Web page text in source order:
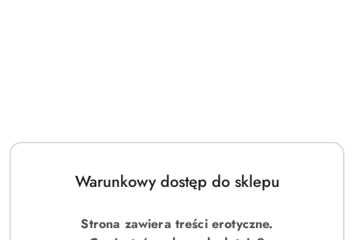
Warunkowy dostęp do sklepu
Strona zawiera treści erotyczne.